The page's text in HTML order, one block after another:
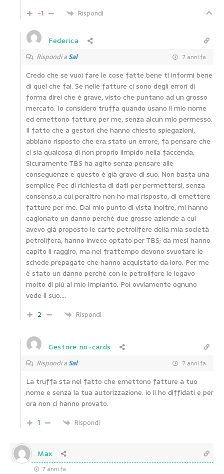
-1
Rispondi
Federica
Rispondi aSal 7 anni fa
Credo che se vuoi fare le cose fatte bene ti informi bene
di quel che fai. Se nelle fatture ci sono degli errori di
forma direi che è grave, visto che puntano ad un grosso
mercato. Io considero truffa quando usano il mio nome
ed emettono fatture per me, senza alcun mio permesso.
Il fatto che a gestori che hanno chiesto spiegazioni,
abbiano risposto che era stato un errore, fa pensare che
ci sia qualcosa di non proprio limpido nella faccenda.
Sicuramente TBS ha agito senza pensare alle
conseguenze e questo è già grave di suo. Non basta una
semplice Pec di richiesta di dati per permettersi, senza
consenso,a cui peraltro non ho mai risposto, di emettere
fatture per me. Dal mio punto di vista inoltre, mi hanno
cagionato un danno perchè due grosse aziende a cui
avevo già proposto le carte petrolifere della mia società
petrolifera, hanno invece optato per TBS; da mesi hanno
capito il raggiro, ma nel frattempo devono svuotare le
schede prepagate che hanno acquistato da loro. Per me
è stato un danno perchè con le petrolifere le legavo
molto di più al mio impianto. Poi ovviamente ognuno
vede il suo….
2
Rispondi
Gestore no-cards
Rispondi aSal 7 anni fa
La truffa sta nel fatto che emettono fatture a tuo
nome e senza la tua autorizzazione. io li ho diffidati e per
ora non ci hanno provato.
1
Rispondi
Max
7 anni fa